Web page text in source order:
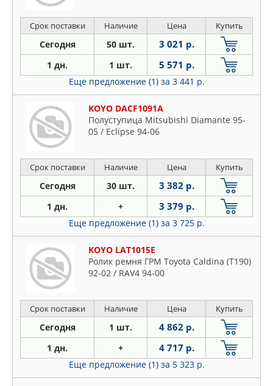
Срок поставки Наличие Цена Купить
Сегодня 50 шт. 3 021 р.
1 дн. 1 шт. 5 571 р.
Еще предложение (1) за 3 441 р.
KOYO DACF1091A
Полуступица Mitsubishi Diamante 95-
05 / Eclipse 94-06
Срок поставки Наличие Цена Купить
Сегодня 30 шт. 3 382 р.
1 дн. + 3 379 р.
Еще предложение (1) за 3 725 р.
KOYO LAT1015E
Ролик ремня ГРМ Toyota Caldina (T190)
92-02 / RAV4 94-00
Срок поставки Наличие Цена Купить
Сегодня 1 шт. 4 862 р.
1 дн. + 4 717 р.
Еще предложение (1) за 5 323 р.